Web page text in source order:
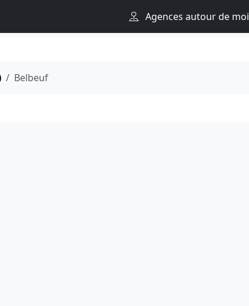
Agences autour de moi
Belbeuf